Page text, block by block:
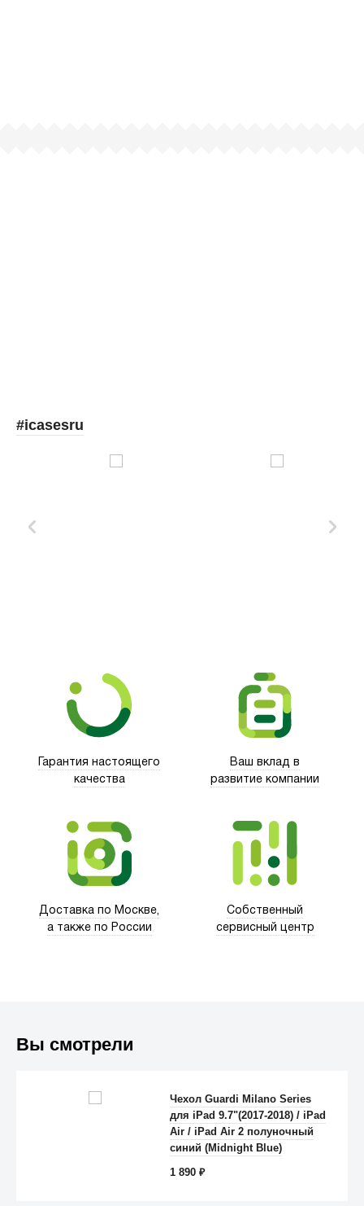
Anker
#icasesru
Гарантия настоящего
качества
Ваш вклад в
развитие компании
Доставка по Москве,
а также по России
Собственный
сервисный центр
Вы смотрели
Чехол Guardi Milano Series
для iPad 9.7"(2017-2018) / iPad
Air / iPad Air 2 полуночный
синий (Midnight Blue)
1 890₽